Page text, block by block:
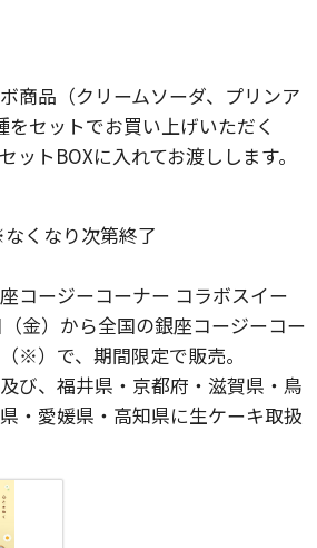
商品（クリームソーダ、プリンア
をセットでお買い上げいただく
ットBOXに入れてお渡しします。
くなり次第終了
コージーコーナー コラボスイー
金）から全国の銀座コージーコー
※）で、期間限定で販売。
び、福井県・京都府・滋賀県・鳥
・愛媛県・高知県に生ケーキ取扱